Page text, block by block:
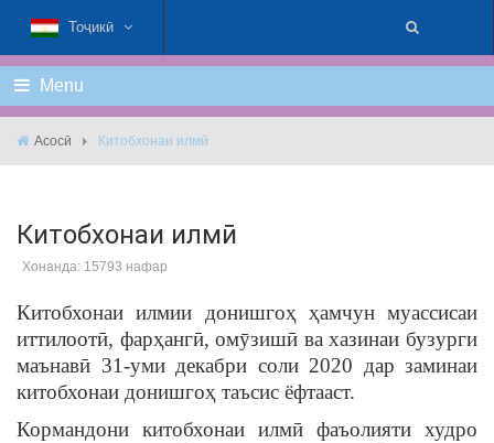
Тоҷикӣ
Menu
Асосӣ Китобхонаи илмӣ
Китобхонаи илмӣ
Хонанда: 15793 нафар
Китобхонаи илмии донишгоҳ ҳамчун муассисаи
иттилоотӣ, фарҳангӣ, омӯзишӣ ва хазинаи бузурги
маънавӣ 31-уми декабри соли 2020 дар заминаи
китобхонаи донишгоҳ таъсис ёфтааст.
Кормандони китобхонаи илмӣ фаъолияти худро